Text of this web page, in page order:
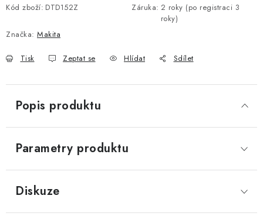
Kód zboží: DTD152Z Záruka: 2 roky (po registraci 3
roky)
Značka: Makita
Tisk Zeptat se Hlídat Sdílet
Popis produktu
Parametry produktu
Diskuze